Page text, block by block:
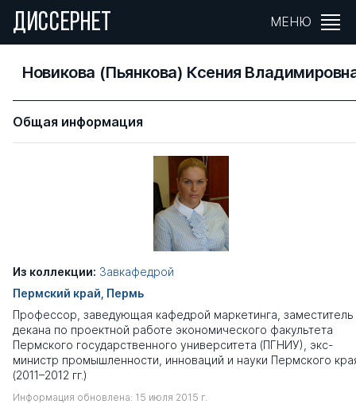
ДИССЕРНЕТ МЕНЮ
Новикова (Пьянкова) Ксения
Общая информация
Из коллекции: Завкафедрой
Пермский край, Пермь
Профессор, заведующая кафедрой маркетинга, заместитель
декана по проектной работе экономического факультета
Пермского государственного университета (ПГНИУ), экс-
министр промышленности, инноваций и науки Пермского
(2011–2012 гг.)
Информация обновлена: 15 июля 2015 г.